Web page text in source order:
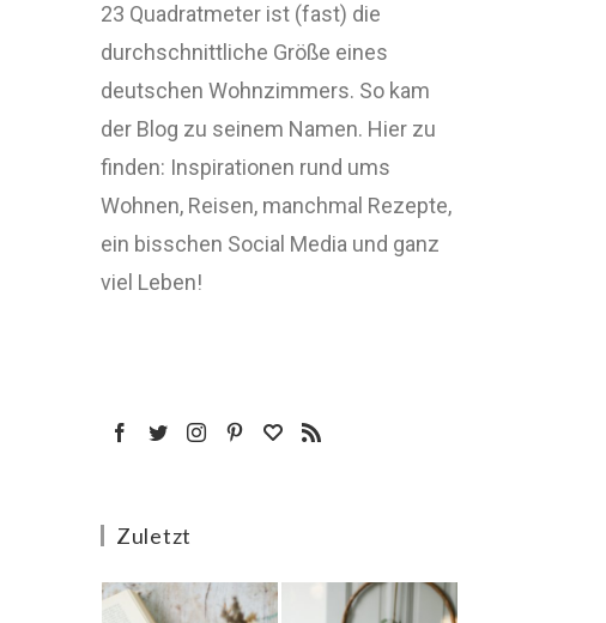
23 Quadratmeter ist (fast) die
durchschnittliche Größe eines
deutschen Wohnzimmers. So kam
der Blog zu seinem Namen. Hier zu
finden: Inspirationen rund ums
Wohnen, Reisen, manchmal Rezepte,
ein bisschen Social Media und ganz
viel Leben!
Zuletzt